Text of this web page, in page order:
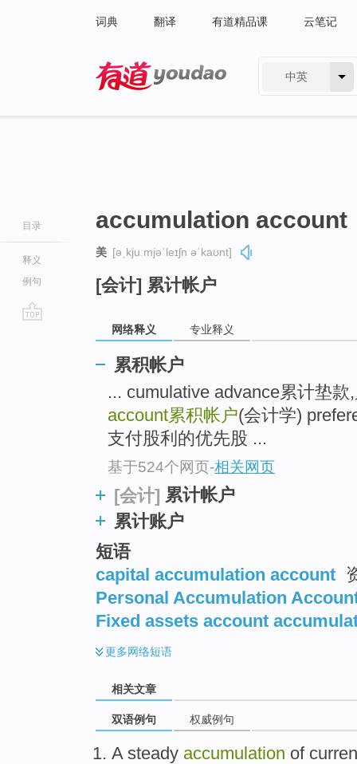
词典 翻译 有道精品课 云笔记
中英
目录
释义
例句
accumulation account
美 [əˌkjuːmjəˈleɪʃn əˈkaʊnt]
[会计] 累计帐户
网络释义 专业释义
累积帐户
... cumulative advance累计垫
account累积帐户(会计学)
支付股利的优先股 ...
基于524个网页-相关网页
[会计] 累计帐户
累计账户
短语
capital accumulation account
Personal Accumulation
Fixed assets account
更多网络短语
相关文章
双语例句 权威例句
A steady accumulation of